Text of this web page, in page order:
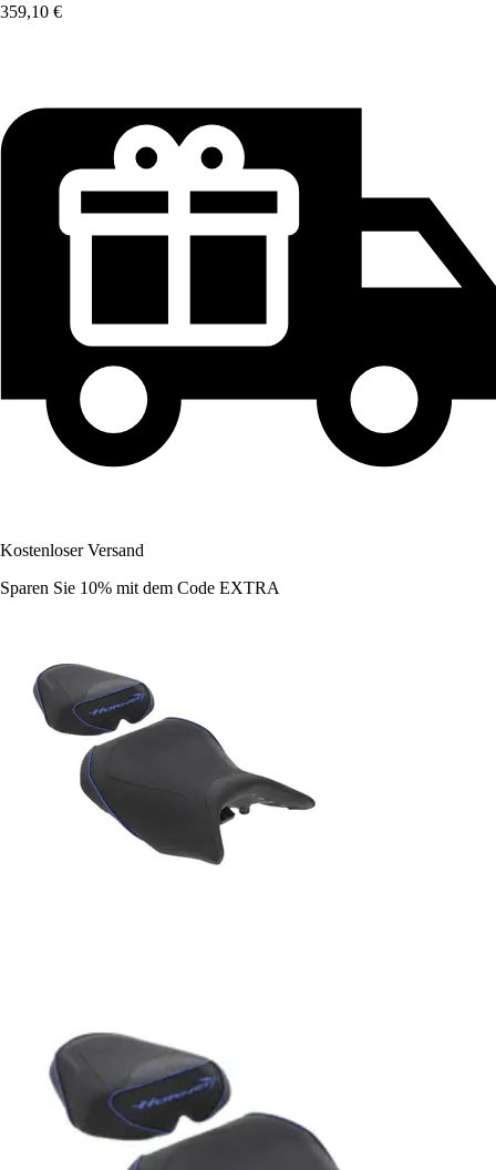
359,10 €
Kostenloser Versand
Sparen Sie 10% mit dem Code EXTRA